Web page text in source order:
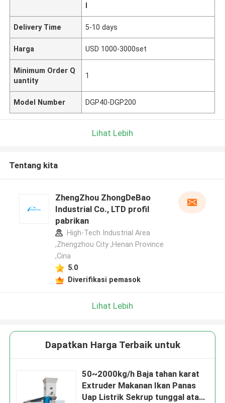
l
Delivery Time 5-10 days
Harga USD 1000-3000set
Minimum Order Q
uantity
1
Model Number DGP40-DGP200
Lihat Lebih
Tentang kita
ZhengZhou ZhongDeBao
Industrial Co., LTD profil
pabrikan
High-Tech Industrial Area
,Zhengzhou City ,Henan Province
,Cina
5.0
Diverifikasi pemasok
Lihat Lebih
Dapatkan Harga Terbaik untuk
50~2000kg/h Baja tahan karat
Extruder Makanan Ikan Panas
Uap Listrik Sekrup tunggal atau